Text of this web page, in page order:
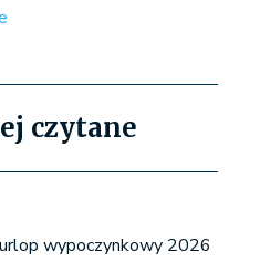
czytane
wypoczynkowy 2026